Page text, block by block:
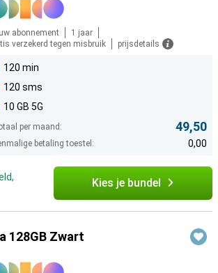
abonnement
1 jaar
verzekerd tegen misbruik
prijsdetails
120 min
120 sms
10 GB 5G
per maand: 49,50
betaling toestel: 0,00
Kies je bundel
128GB Zwart